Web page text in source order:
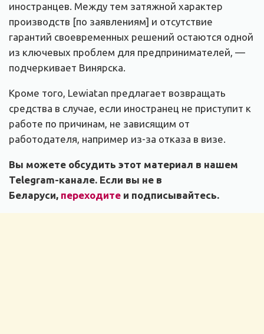
иностранцев. Между тем затяжной характер
производств [по заявлениям] и отсутствие
гарантий своевременных решений остаются одной
из ключевых проблем для предпринимателей, —
подчеркивает Винярска.
Кроме того, Lewiatan предлагает возвращать
средства в случае, если иностранец не приступит к
работе по причинам, не зависящим от
работодателя, например из-за отказа в визе.
Вы можете обсудить этот материал в нашем
Telegram-канале. Если вы не в
Беларуси, переходите и подписывайтесь.